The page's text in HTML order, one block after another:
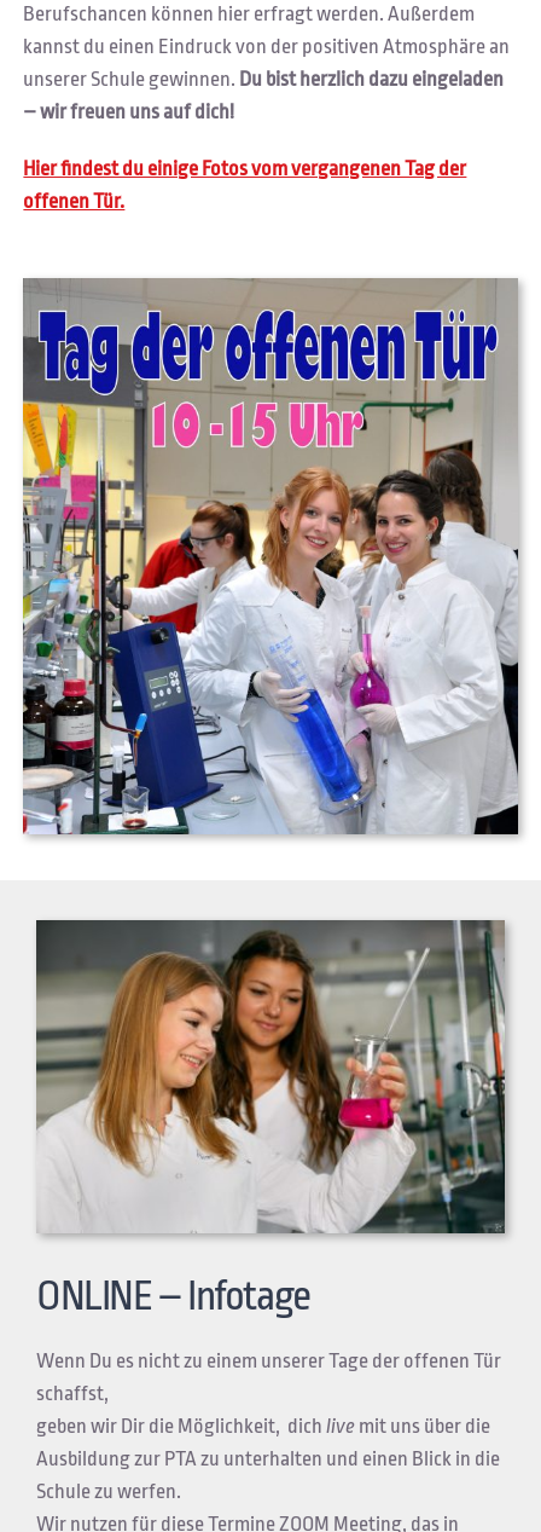
Berufschancen können hier erfragt werden. Außerdem
kannst du einen Eindruck von der positiven Atmosphäre an
unserer Schule gewinnen. Du bist herzlich dazu eingeladen
– wir freuen uns auf dich!
Hier findest du einige Fotos vom vergangenen Tag der
offenen Tür.
ONLINE – Infotage
Wenn Du es nicht zu einem unserer Tage der offenen Tür
schaffst,
geben wir Dir die Möglichkeit, dich live mit uns über die
Ausbildung zur PTA zu unterhalten und einen Blick in die
Schule zu werfen.
Wir nutzen für diese Termine ZOOM Meeting, das in